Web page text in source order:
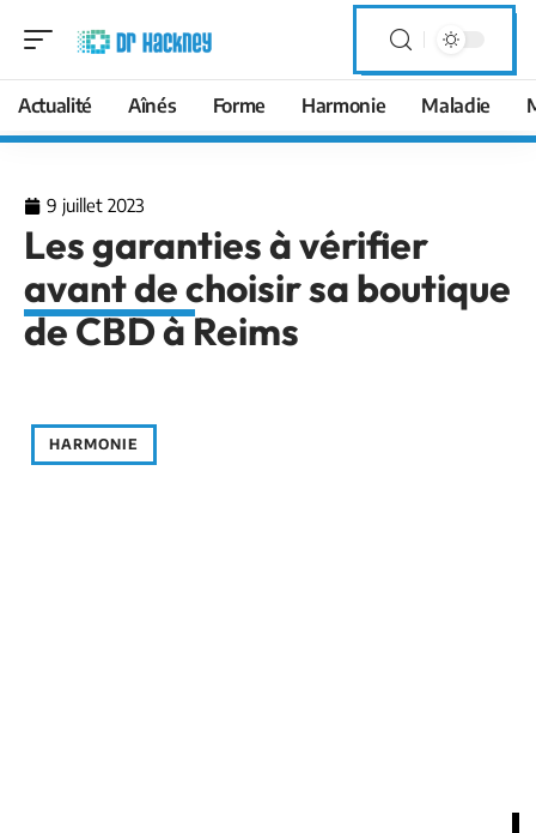
Actualité Aînés Forme Harmonie Maladie
9 juillet 2023
Les garanties à vérifier
avant de choisir sa boutique
de CBD à Reims
HARMONIE